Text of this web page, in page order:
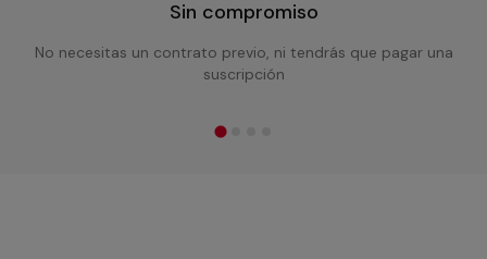
Sin compromiso
No necesitas un contrato previo, ni tendrás que pagar una
suscripción